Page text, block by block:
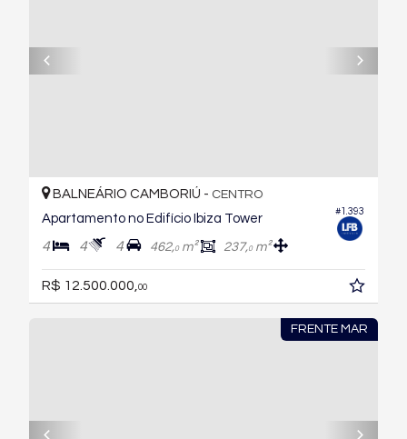
#1.393
BALNEÁRIO CAMBORIÚ - CENTRO
Apartamento no Edifício Ibiza Tower
4 4 4 462,0m² 237,0m²
R$ 12.500.000,00
FRENTE MAR